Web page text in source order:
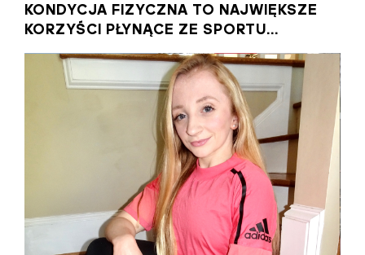
KONDYCJA FIZYCZNA TO NAJWIĘKSZE
KORZYŚCI PŁYNĄCE ZE SPORTU...